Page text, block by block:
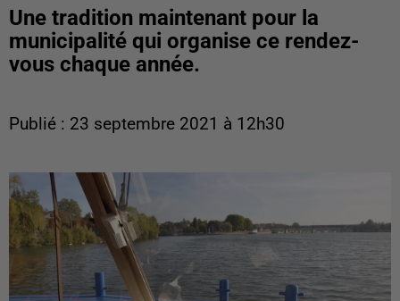
Une tradition maintenant pour la
municipalité qui organise ce rendez-
vous chaque année.
Publié : 23 septembre 2021 à 12h30